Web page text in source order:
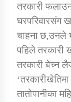
तरकारी
घरपरिवारसंग
चाहना छ,उनले
पहिले तरकारी
तरकारी बेच्न
तातोपानीका